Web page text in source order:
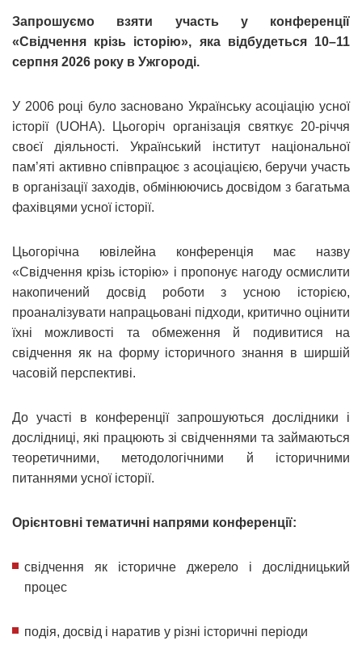
Запрошуємо взяти участь у конференції
«Свідчення крізь історію», яка відбудеться 10–11
серпня 2026 року в Ужгороді.
У 2006 році було засновано Українську асоціацію усної
історії (UOHA). Цьогоріч організація святкує 20-річчя
своєї діяльності. Український інститут національної
пам’яті активно співпрацює з асоціацією, беручи участь
в організації заходів, обмінюючись досвідом з багатьма
фахівцями усної історії.
Цьогорічна ювілейна конференція має назву
«Свідчення крізь історію» і пропонує нагоду осмислити
накопичений досвід роботи з усною історією,
проаналізувати напрацьовані підходи, критично оцінити
їхні можливості та обмеження й подивитися на
свідчення як на форму історичного знання в ширшій
часовій перспективі.
До участі в конференції запрошуються дослідники і
дослідниці, які працюють зі свідченнями та займаються
теоретичними, методологічними й історичними
питаннями усної історії.
Орієнтовні тематичні напрями конференції:
свідчення як історичне джерело і дослідницький
процес
подія, досвід і наратив у різні історичні періоди